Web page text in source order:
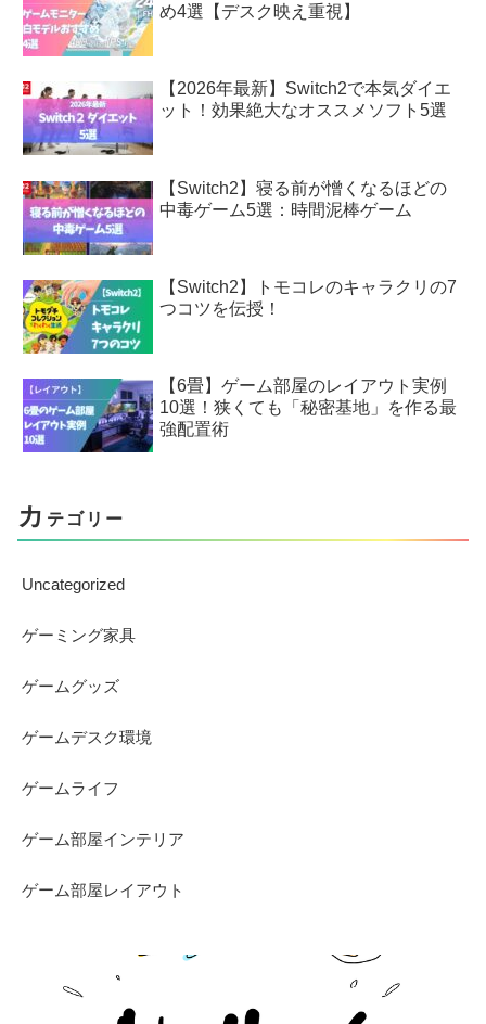
め4選【デスク映え重視】
【2026年最新】Switch2で本気ダイエ
ット！効果絶大なオススメソフト5選
【Switch2】寝る前が憎くなるほどの
中毒ゲーム5選：時間泥棒ゲーム
【Switch2】トモコレのキャラクリの7
つコツを伝授！
【6畳】ゲーム部屋のレイアウト実例
10選！狭くても「秘密基地」を作る最
強配置術
カ テゴリー
Uncategorized
ゲーミング家具
ゲームグッズ
ゲームデスク環境
ゲームライフ
ゲーム部屋インテリア
ゲーム部屋レイアウト